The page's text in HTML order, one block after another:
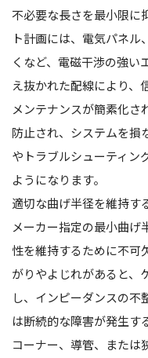
不必要な長さを最小限に
ト計画には、電気パネ
くなど、電磁干渉の強い
え抜かれた配線により、
メンテナンスが簡素化
防止され、システムを損
やトラブルシューティン
ようになります。
適切な曲げ半径を維持す
メーカー指定の最小曲げ
性を維持するために不可
がりやよじれがあると、
し、インピーダンスの不
は断続的な障害が発生す
コーナー、導管、または